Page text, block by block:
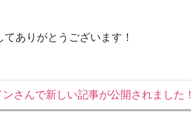
ありがとうございます！
さんで新しい記事が公開されました！